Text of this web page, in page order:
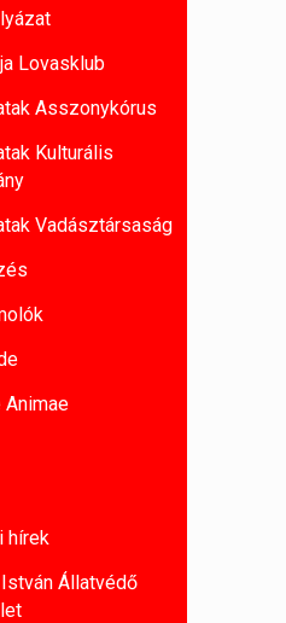
Lovasklub
Asszonykórus
Kulturális
Vadásztársaság
Animae
hírek
Állatvédő